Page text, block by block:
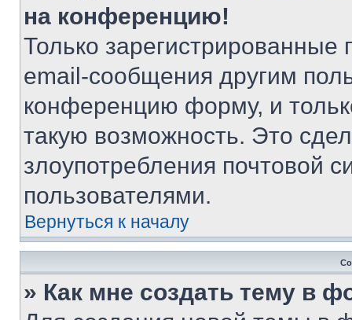
на конференцию!
Только зарегистрированные
email-сообщения другим
конференцию форму, и
такую возможность. Это
злоупотребления почтовой
пользователями.
Вернуться к началу
» Как мне создать тему в